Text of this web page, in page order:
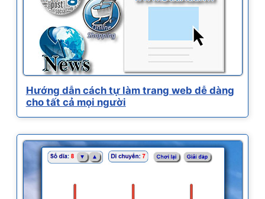
Hướng dẫn cách tự làm trang web dễ dàng
cho tất cả mọi người